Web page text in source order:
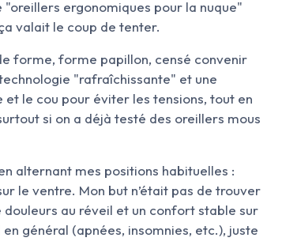
ergonomiques pour la nuque"
valait le coup de tenter.
forme, forme papillon, censé convenir
"rafraîchissante" et une
et le cou pour éviter les tensions, tout en
si on a déjà testé des oreillers mous
alternant mes positions habituelles :
le ventre. Mon but n’était pas de trouver
douleurs au réveil et un confort stable sur
général (apnées, insomnies, etc.), juste